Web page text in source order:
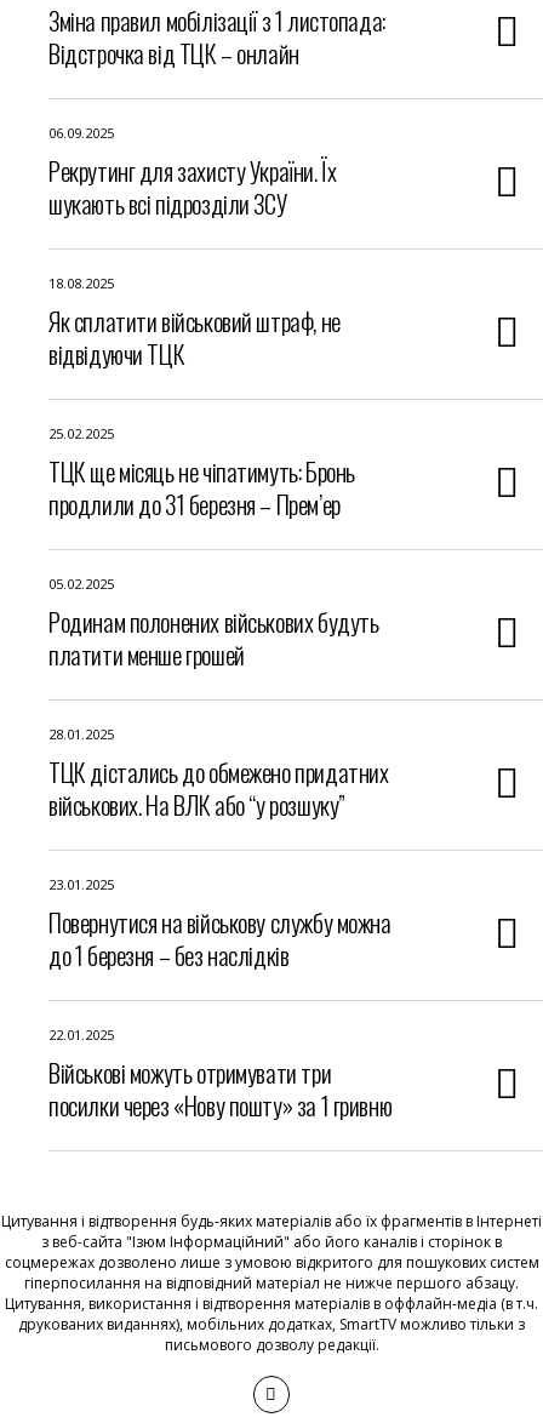
Зміна правил мобілізації з 1 листопада:
Відстрочка від ТЦК – онлайн
06.09.2025
Рекрутинг для захисту України. Їх
шукають всі підрозділи ЗСУ
18.08.2025
Як сплатити військовий штраф, не
відвідуючи ТЦК
25.02.2025
ТЦК ще місяць не чіпатимуть: Бронь
продлили до 31 березня – Прем’ер
05.02.2025
Родинам полонених військових будуть
платити менше грошей
28.01.2025
ТЦК дістались до обмежено придатних
військових. На ВЛК або “у розшуку”
23.01.2025
Повернутися на військову службу можна
до 1 березня – без наслідків
22.01.2025
Військові можуть отримувати три
посилки через «Нову пошту» за 1 гривню
Цитування і відтворення будь-яких матеріалів або їх фрагментів в Інтернеті
з веб-сайта "Ізюм Інформаційний" або його каналів і сторінок в
соцмережах дозволено лише з умовою відкритого для пошукових систем
гіперпосилання на відповідний матеріал не нижче першого абзацу.
Цитування, використання і відтворення матеріалів в оффлайн-медіа (в т.ч.
друкованих виданнях), мобільних додатках, SmartTV можливо тільки з
письмового дозволу редакції.